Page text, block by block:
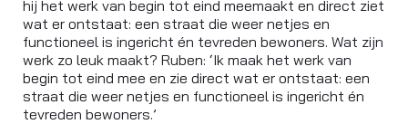
hij het werk van begin tot eind meemaakt en direct ziet
wat er ontstaat: een straat die weer netjes en
functioneel is ingericht én tevreden bewoners. Wat zijn
werk zo leuk maakt? Ruben: ‘Ik maak het werk van
begin tot eind mee en zie direct wat er ontstaat: een
straat die weer netjes en functioneel is ingericht én
tevreden bewoners.’